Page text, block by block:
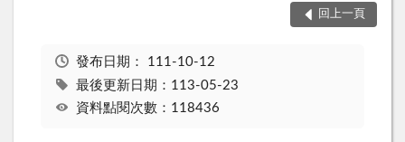
回上一頁
發布日期： 111-10-12
最後更新日期：113-05-23
資料點閱次數：118436